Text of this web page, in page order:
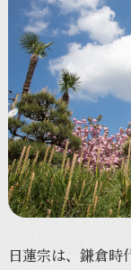
日蓮宗は、 鎌倉時